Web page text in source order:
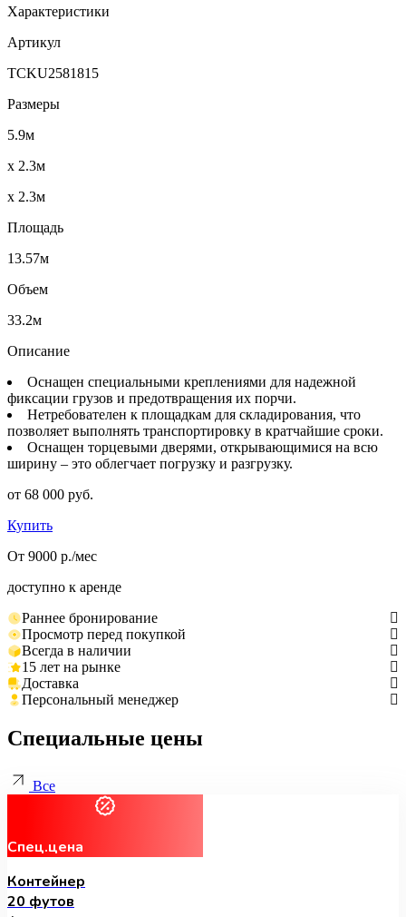
Характеристики
Артикул
TCKU2581815
Размеры
5.9м
x 2.3м
x 2.3м
Площадь
13.57м
Объем
33.2м
Описание
Оснащен специальными креплениями для надежной
фиксации грузов и предотвращения их порчи.
Нетребователен к площадкам для складирования, что
позволяет выполнять транспортировку в кратчайшие сроки.
Оснащен торцевыми дверями, открывающимися на всю
ширину – это облегчает погрузку и разгрузку.
от 68 000 руб.
Купить
От 9000 р./мес
доступно к аренде
Раннее бронирование
Просмотр перед покупкой
Всегда в наличии
15 лет на рынке
Доставка
Персональный менеджер
Специальные цены
Все
Спец.цена
Контейнер
20 футов